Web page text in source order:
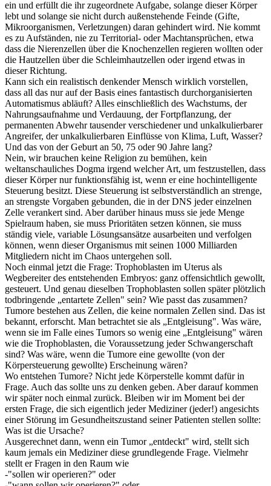
ein und erfüllt die ihr zugeordnete Aufgabe, solange dieser Körper
lebt und solange sie nicht durch außenstehende Feinde (Gifte,
Mikroorganismen, Verletzungen) daran gehindert wird. Nie kommt
es zu Aufständen, nie zu Territorial- oder Machtansprüchen, etwa
dass die Nierenzellen über die Knochenzellen regieren wollten oder
die Hautzellen über die Schleimhautzellen oder irgend etwas in
dieser Richtung.
Kann sich ein realistisch denkender Mensch wirklich vorstellen,
dass all das nur auf der Basis eines fantastisch durchorganisierten
Automatismus abläuft? Alles einschließlich des Wachstums, der
Nahrungsaufnahme und Verdauung, der Fortpflanzung, der
permanenten Abwehr tausender verschiedener und unkalkulierbarer
Angreifer, der unkalkulierbaren Einflüsse von Klima, Luft, Wasser?
Und das von der Geburt an 50, 75 oder 90 Jahre lang?
Nein, wir brauchen keine Religion zu bemühen, kein
weltanschauliches Dogma irgend welcher Art, um festzustellen, dass
dieser Körper nur funktionsfähig ist, wenn er eine hochintelligente
Steuerung besitzt. Diese Steuerung ist selbstverständlich an strenge,
an strengste Vorgaben gebunden, die in der DNS jeder einzelnen
Zelle verankert sind. Aber darüber hinaus muss sie jede Menge
Spielraum haben, sie muss Prioritäten setzen können, sie muss
ständig viele, variable Lösungsansätze ausarbeiten und verfolgen
können, wenn dieser Organismus mit seinen 1000 Milliarden
Mitgliedern nicht im Chaos untergehen soll.
Noch einmal jetzt die Frage: Trophoblasten im Uterus als
Wegbereiter des entstehenden Embryos: ganz offensichtlich gewollt,
gesteuert. Und genau dieselben Trophoblasten sollen später plötzlich
todbringende „entartete Zellen" sein? Wie passt das zusammen?
Tumore bestehen aus Zellen, die keine normalen Zellen sind. Das ist
bekannt, erforscht. Man betrachtet sie als „Entgleisung". Was wäre,
wenn sie im Falle eines Tumors so wenig eine „Entgleisung" wären
wie die Trophoblasten, die Voraussetzung jeder Schwangerschaft
sind? Was wäre, wenn die Tumore eine gewollte (von der
Körpersteuerung gewollte) Erscheinung wären?
Wo entstehen Tumore? Nicht jede Körperstelle kommt dafür in
Frage. Auch das sollte uns zu denken geben. Aber darauf kommen
wir später noch einmal zurück. Bleiben wir im Moment bei der
ersten Frage, die sich eigentlich jeder Mediziner (jeder!) angesichts
einer Störung im Gesundheitszustand seiner Patienten stellen sollte:
Was ist die Ursache?
Ausgerechnet dann, wenn ein Tumor „entdeckt" wird, stellt sich
kaum jemals ein Mediziner diese grundlegende Frage. Vielmehr
stellt er Fragen in den Raum wie
-"sollen wir operieren?" oder